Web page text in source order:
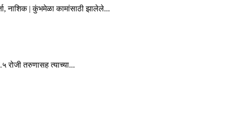
नाशिक | कुंभमेळा कामांसाठी झालेले...
रोजी तरुणासह त्याच्या...